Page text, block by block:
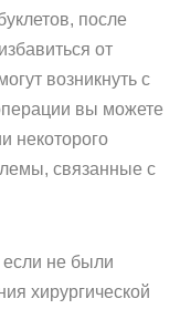
после
от
возникнуть с
вы можете
некоторого
связанные с
не были
хирургической